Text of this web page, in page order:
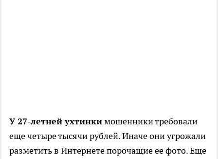
У 27-летней ухтинкимошенники требовали
еще четыре тысячи рублей. Иначе они угрожали
разметить в Интернете порочащие ее фото. Еще